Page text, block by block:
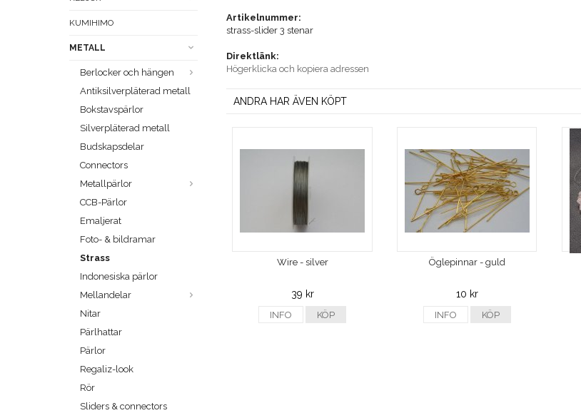
KUMIHIMO
METALL
Berlocker och hängen
Antiksilverpläterad metall
Bokstavspärlor
Silverpläterad metall
Budskapsdelar
Connectors
Metallpärlor
CCB-Pärlor
Emaljerat
Foto- & bildramar
Strass
Indonesiska pärlor
Mellandelar
Nitar
Pärlhattar
Pärlor
Regaliz-look
Rör
Sliders & connectors
Artikelnummer:
strass-slider 3 stenar
Direktlänk:
Högerklicka och kopiera adressen
ANDRA HAR ÄVEN KÖPT
Wire - silver
39 kr
INFO KÖP
Öglepinnar - guld
10 kr
INFO KÖP